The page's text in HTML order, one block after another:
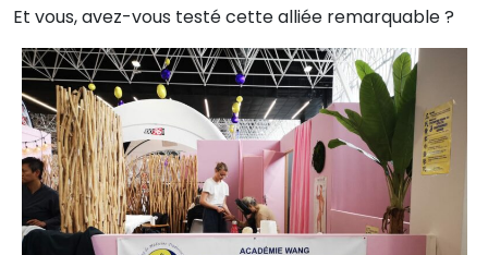
Et vous, avez-vous testé cette alliée remarquable ?